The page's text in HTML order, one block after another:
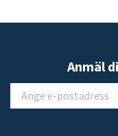
Anmäl